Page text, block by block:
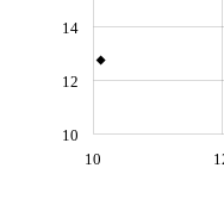
10
12
14
10